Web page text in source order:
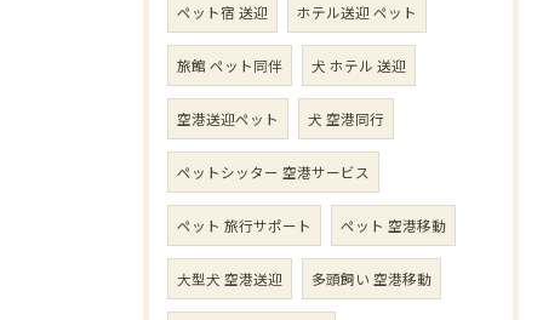
ペット宿 送迎 ホテル送迎 ペット
旅館 ペット同伴 犬 ホテル 送迎
空港送迎ペット 犬 空港同行
ペットシッター 空港サービス
ペット 旅行サポート ペット 空港移動
大型犬 空港送迎 多頭飼い 空港移動